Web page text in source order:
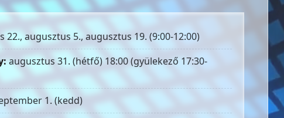
22., augusztus 5., augusztus 19. (9:00-12:00)
augusztus 31. (hétfő) 18:00 (gyülekező 17:30-
1. (kedd)